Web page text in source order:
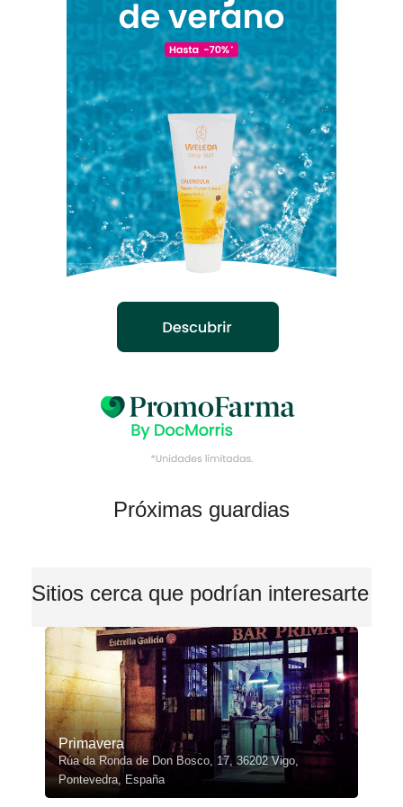
Próximas guardias
Sitios cerca que podrían interesarte
Primavera
Rúa da Ronda de Don Bosco, 17, 36202 Vigo,
Pontevedra, España